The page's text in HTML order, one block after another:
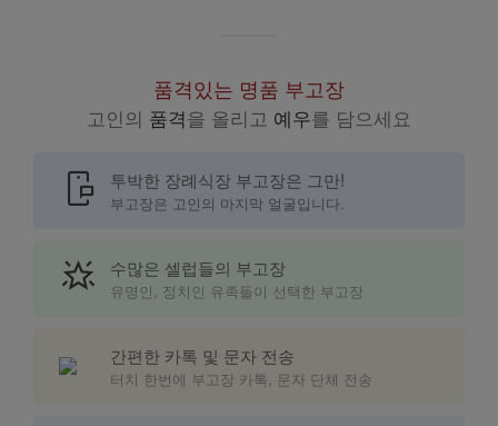
품격있는 명품 부고장
고인의 품격을 올리고 예우를 담으세요
mobile_chat 투박한 장례식장 부고장은 그만!
부고장은 고인의 마지막 얼굴입니다.
star_shine 수많은 셀럽들의 부고장
유명인, 정치인 유족들이 선택한 부고장
간편한 카톡 및 문자 전송
터치 한번에 부고장 카톡, 문자 단체 전송